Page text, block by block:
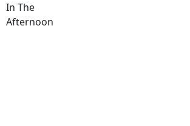
In The
Afternoon